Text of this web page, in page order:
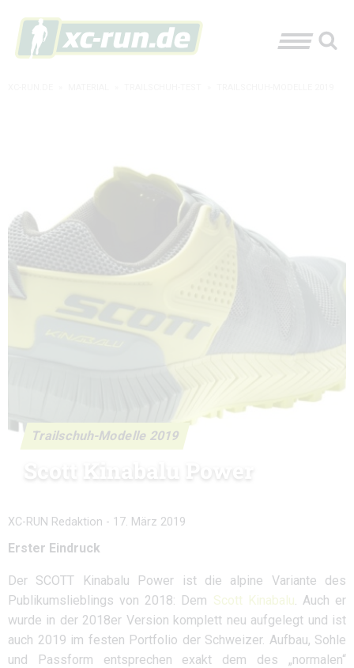
Trailschuh-Modelle 2019
Scott Kinabalu Power
XC-RUN Redaktion - 17. März 2019
Erster Eindruck
Der SCOTT Kinabalu Power ist die alpine Variante des
Publikumslieblings von 2018: Dem Scott Kinabalu. Auch er
wurde in der 2018er Version komplett neu aufgelegt und ist
auch 2019 im festen Portfolio der Schweizer. Aufbau, Sohle
und Passform entsprechen exakt dem des „normalen“